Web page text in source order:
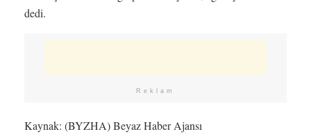
dedi.
Reklam
Kaynak: (BYZHA) Beyaz Haber Ajansı